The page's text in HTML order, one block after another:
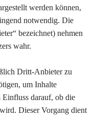
werden können,
notwendig. Die
bezeichnet) nehmen
wahr.
Dritt-Anbieter zu
um Inhalte
darauf, ob die
Dieser Vorgang dient